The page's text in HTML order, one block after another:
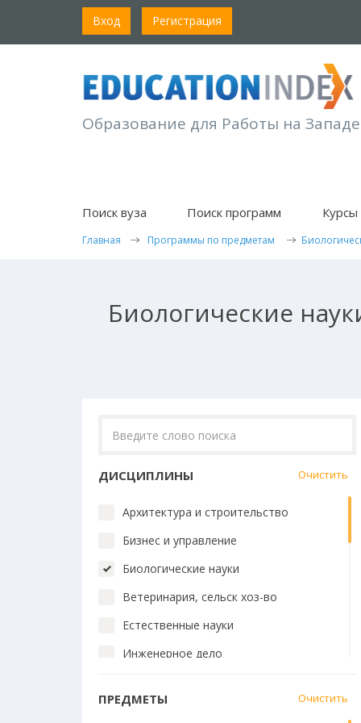
Вход Регистрация
Образование для Работы на Западе
Поиск вуза Поиск программ Курсы
Главная Программы по предметам
Биологические
ДИСЦИПЛИНЫ Очистить
Архитектура и строительство
Бизнес и управление
Биологические науки
Ветеринария, сельск хоз-во
Естественные науки
Инженерное дело
История и философия
ПРЕДМЕТЫ Очистить